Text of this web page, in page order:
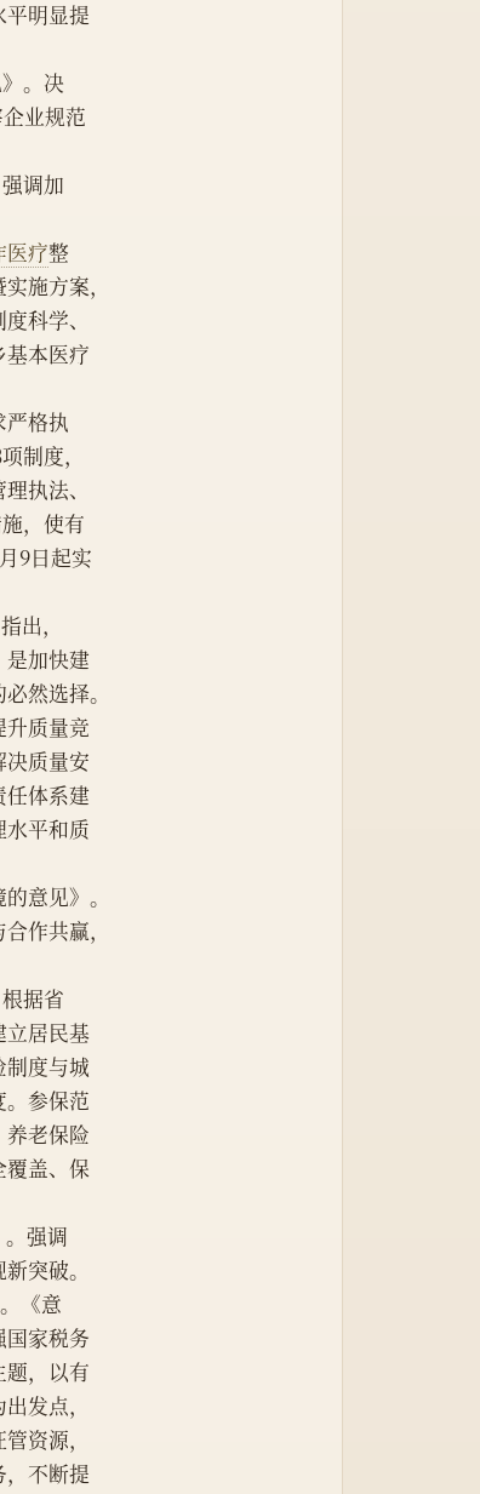
明显提
。决
业规范
调加
医疗整
施方案，
科学、
本医疗
严格执
制度，
执法、
，使有
9日起实
出，
加快建
然选择。
质量竞
质量安
体系建
平和质
意见》。
作共赢，
据省
立居民基
度与城
参保范
老保险
覆盖、保
。强调
突破。
《意
国家税务
，以有
发点，
资源，
不断提